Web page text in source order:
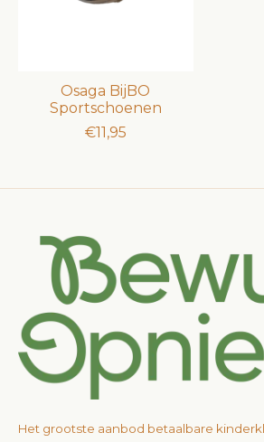
Osaga BijBO
Sportschoenen
€11,95
Het grootste aanbod betaalbare